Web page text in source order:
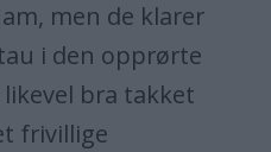
men de klarer
i den opprørte
bra takket
frivillige